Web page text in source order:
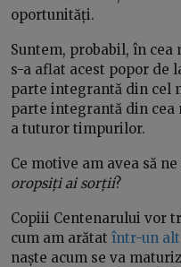
oportunități.
Suntem, probabil, în
s-a aflat acest popor de
parte integrantă din cel
parte integrantă din
a tuturor timpurilor.
Ce motive am avea să
oropsiți ai sorții?
Copiii Centenarului vor
cum am arătat într-un
naște acum se va